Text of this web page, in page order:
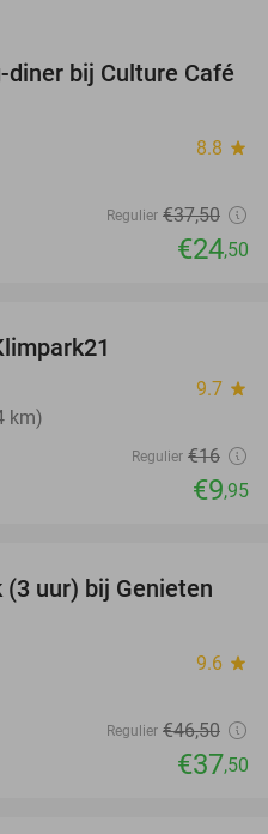
35%
bij Culture Café
8.8 star
Regulier €37,50
€24,50
9.7 star
km)
Regulier €16
€9,95
19%
(3 uur) bij Genieten
9.6 star
Regulier €46,50
€37,50